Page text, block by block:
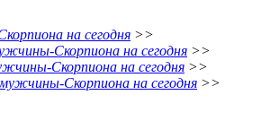
на сегодня >>
Скорпиона на сегодня >>
Скорпиона на сегодня >>
Скорпиона на сегодня >>